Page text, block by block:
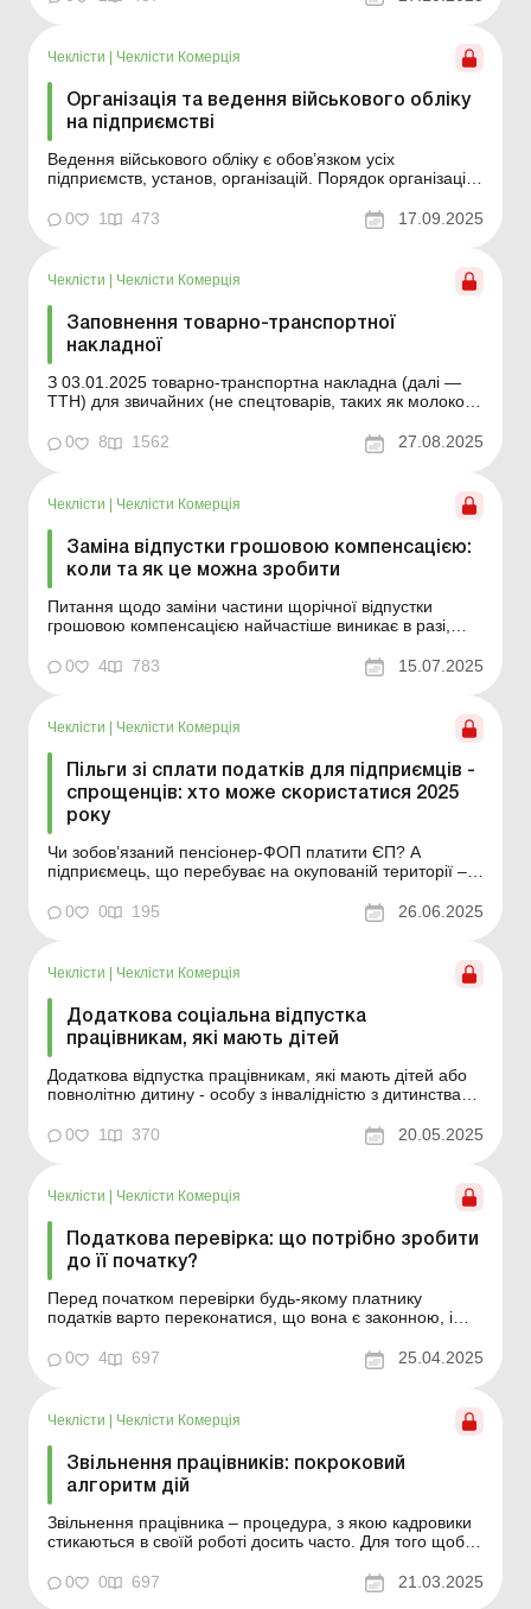
розберімося, коли та як це правильно зробити. ...
Чеклісти Чеклісти Комерція
Організація та ведення військового обліку
на підприємстві
Ведення військового обліку є обов’язком усіх
підприємств, установ, організацій. Порядок організації
військовозобов’язаних та резервістів затверджено
постановою КМУ від 30.12.2022 № 1487, а Порядок
0 1 473 17.09.2025
Чеклісти Чеклісти Комерція
Заповнення товарно-транспортної
накладної
З 03.01.2025 товарно-транспортна накладна (далі —
ТТН) для звичайних (не спецтоварів, таких як молоко,
нафтопродукти) внутрішніх перевезень вантажів
оформлюється за типовою формою № 1-ТН (додаток 7
транспортом...
0 8 1562 27.08.2025
Чеклісти | Чеклісти Комерція
Заміна відпустки грошовою компенсацією:
коли та як це можна зробити
Питання щодо заміни частини щорічної відпустки
грошовою компенсацією найчастіше виникає в разі,
декілька років; працівник має право на додаткову
0 4 783 15.07.2025
Чеклісти | Чеклісти Комерція
Пільги зі сплати податків для підприємців -
спрощенців: хто може скористатися 2025
року
Чи зобов’язаний пенсіонер-ФОП платити ЄП? А
підприємець, що перебуває на окупованій території –
передбачає чіткі умови, за яких підприємці-спрощенці
можуть скористатися пільгами зі сплати єдиного
0 0 195 26.06.2025
Чеклісти Чеклісти Комерція
Додаткова соціальна відпустка
працівникам, які мають дітей
Додаткова відпустка працівникам, які мають дітей або
повнолітню дитину - особу з інвалідністю з дитинства
називають «відпусткою на дітей», «дитячою
відпусткою» тощо. Оформлення та умови надання
0 1 370 20.05.2025
Чеклісти Чеклісти Комерція
Податкова перевірка: що потрібно зробити
до її початку?
Перед початком перевірки будь-якому платнику
податків варто переконатися, що вона є законною, і
представників податкового органу. У цьому чеклісті ми
розглянемо: які документи повинні надати
звернути ува...
0 4 697 25.04.2025
Чеклісти | Чеклісти Комерція
Звільнення працівників: покроковий
алгоритм дій
Звільнення працівника – процедура, з якою кадровики
стикаються в своїй роботі досить часто. Для того щоб
порушуючи законодавства, а також застерегти
роботодавця від можливих трудових спорів,
0 0 697 21.03.2025